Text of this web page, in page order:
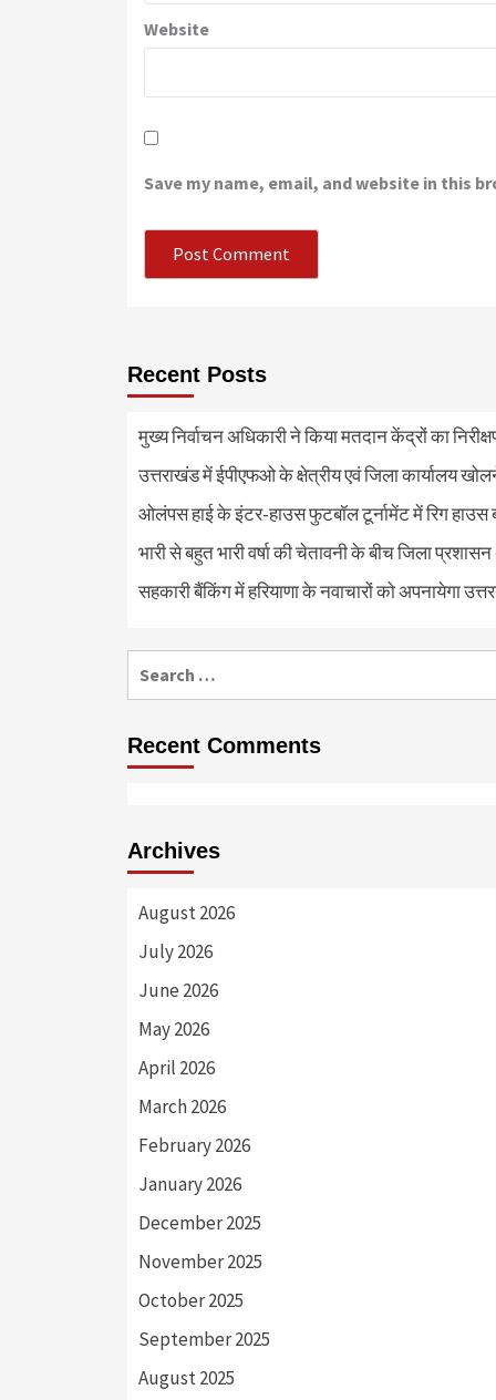
Website
Save my name, email, and website in this
Recent Posts
मुख्य निर्वाचन अधिकारी ने किया मतदान केंद्रों का
उत्तराखंड में ईपीएफओ के क्षेत्रीय एवं जिला कार्यालय
ओलंपस हाई के इंटर-हाउस फुटबॉल टूर्नामेंट में रिग हाउस
भारी से बहुत भारी वर्षा की चेतावनी के बीच जिला
सहकारी बैंकिंग में हरियाणा के नवाचारों को अपनायेगा
for:
Recent Comments
Archives
August 2026
July 2026
June 2026
May 2026
April 2026
March 2026
February 2026
January 2026
December 2025
November 2025
October 2025
September 2025
August 2025